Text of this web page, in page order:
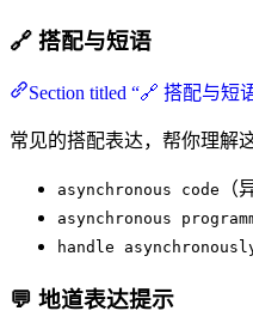
🔗 搭配与短语
Section titled “🔗 搭配与短
常见的搭配表达，帮你理解
asynchronous code （
asynchronous
handle
💬 地道表达提示